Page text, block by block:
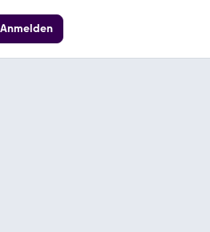
Anmelden